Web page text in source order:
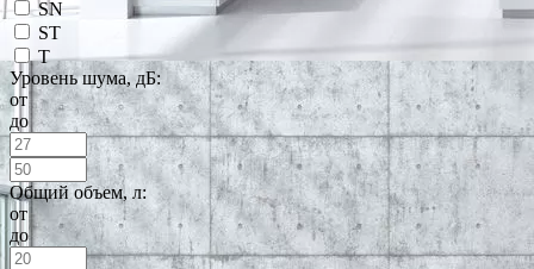
SN
ST
T
Уровень шума, дБ:
от
до
Общий объем, л:
от
до